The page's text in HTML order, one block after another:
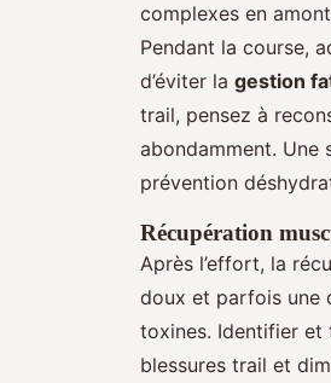
complexes en
Pendant la course,
d’éviter la gestion
trail, pensez à
abondamment.
prévention
Récupération
Après l’effort, la
doux et parfois une
toxines. Identifier et
blessures trail et